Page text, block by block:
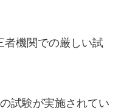
者機関での厳しい試
試験が実施されてい